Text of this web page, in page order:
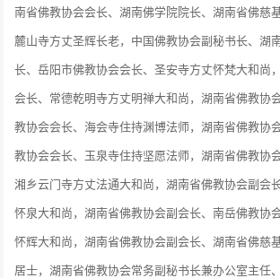
南省佛教协会会长、湖南佛学院院长、湖南省佛慈
麓山寺方丈圣辉长老，中国佛教协会副秘书长、湖
长、岳阳市佛教协会会长、圣安寺方丈怀梵大和尚
会长、常德乾明寺方丈明禅大和尚，湖南省佛教协
教协会会长、海会寺住持渊博法师，湖南省佛教协
教协会会长、玉泉寺住持坚愿法师，湖南省佛教协
湘乡云门寺方丈法通大和尚，湖南省佛教协会副会
怀泉大和尚，湖南省佛教协会副会长、南岳佛教协
怀辉大和尚，湖南省佛教协会副会长、湖南省佛慈
居士，湖南省佛教协会常务副秘书长兼办公室主任